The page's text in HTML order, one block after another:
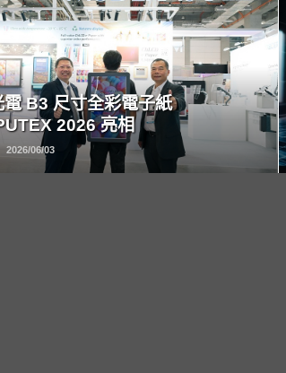
電 B3 尺寸全彩電子紙
2026 亮相
2026/06/03
READ
MORE